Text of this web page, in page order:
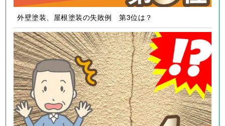
外壁塗装、屋根塗装の失敗例 第3位は？